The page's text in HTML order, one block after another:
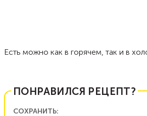
Есть можно как в горячем, так и в
ПОНРАВИЛСЯ РЕЦЕПТ?
СОХРАНИТЬ: